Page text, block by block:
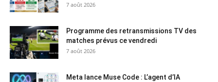
7 août 2026
Programme des retransmissions TV des
matches prévus ce vendredi
7 août 2026
Meta lance Muse Code : L’agent d’IA